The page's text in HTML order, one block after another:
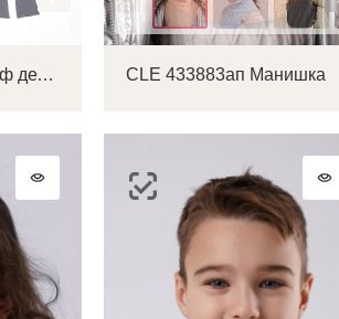
CLE 433966ап Шарф детский CLE 433883ап Манишка